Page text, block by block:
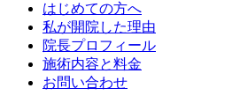
はじめての方へ
私が開院した理由
院長プロフィール
施術内容と料金
お問い合わせ